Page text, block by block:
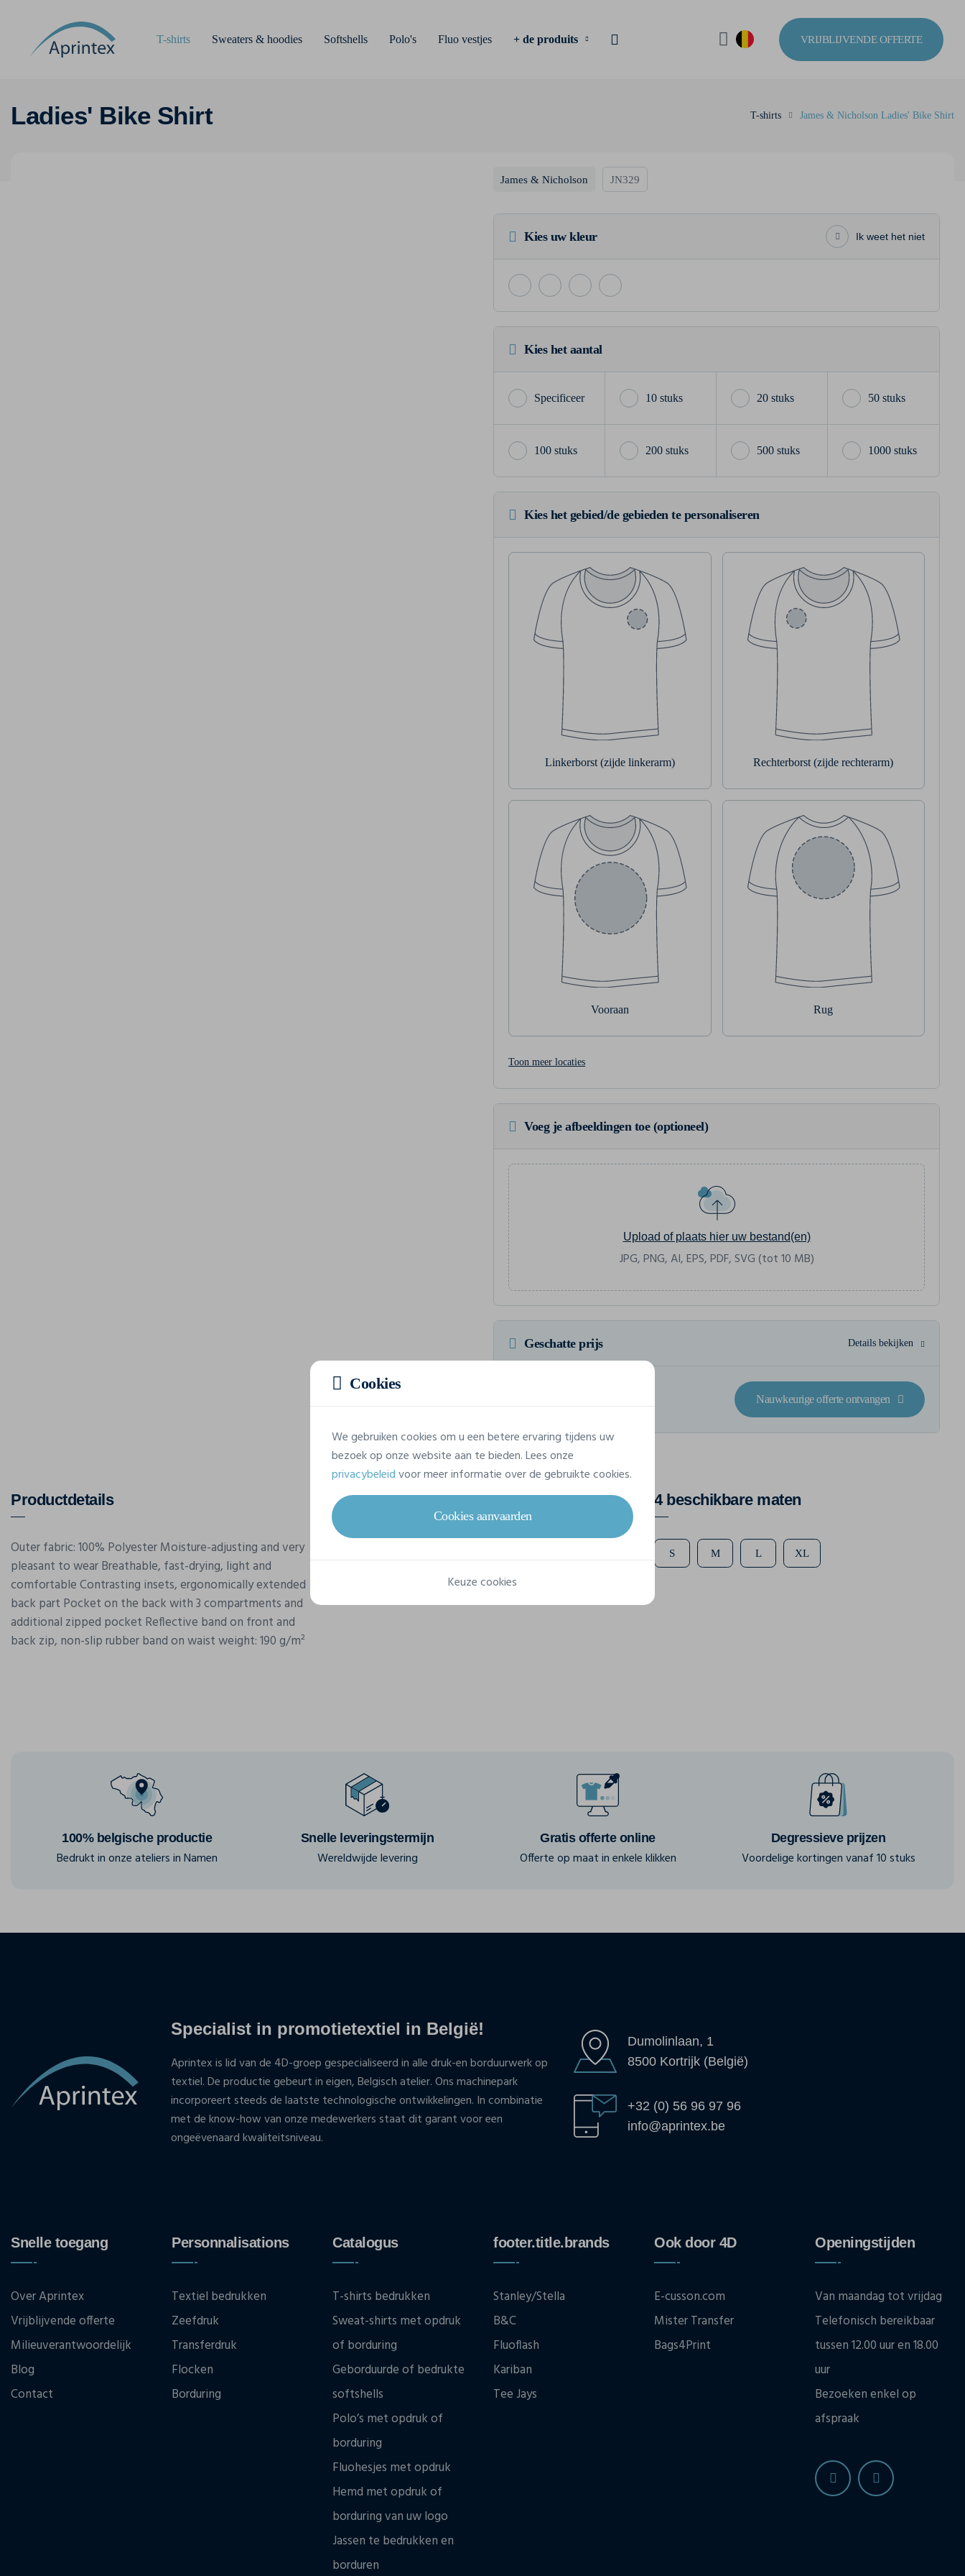
T-shirts Sweaters & hoodies Softshells Polo's Fluo vestjes + de produits VRIJBLIJVENDE OFFERTE
Ladies' Bike Shirt T-shirts James & Nicholson Ladies' Bike Shirt
James & Nicholson JN329
Kies uw kleur Ik weet het niet
Kies het aantal
10 stuks 20 stuks 50 stuks
100 stuks 200 stuks 500 stuks 1000 stuks
Kies het gebied/de gebieden te personaliseren
Linkerborst (zijde linkerarm) Rechterborst (zijde rechterarm)
Vooraan Rug
Toon meer locaties
Voeg je afbeeldingen toe (optioneel)
Upload of plaats hier uw bestand(en)
JPG, PNG, AI, EPS, PDF, SVG (tot 10 MB)
Geschatte prijs Details bekijken
Vraag jouw offerte op maat aan
Nauwkeurige offerte ontvangen
Productdetails
Outer fabric: 100% Polyester Moisture-adjusting and very
pleasant to wear Breathable, fast-drying, light and
comfortable Contrasting insets, ergonomically extended
back part Pocket on the back with 3 compartments and
additional zipped pocket Reflective band on front and
back zip, non-slip rubber band on waist weight: 190 g/m²
Eigenschappen 4 beschikbare maten
S M L XL
100% belgische productie
Bedrukt in onze ateliers in Namen
Snelle leveringstermijn
Wereldwijde levering
Gratis offerte online
Offerte op maat in enkele klikken
Degressieve prijzen
Voordelige kortingen vanaf 10 stuks
Specialist in promotietextiel in België!
Aprintex is lid van de 4D-groep gespecialiseerd in alle druk-en borduurwerk op
textiel. De productie gebeurt in eigen, Belgisch atelier. Ons machinepark
incorporeert steeds de laatste technologische ontwikkelingen. In combinatie
met de know-how van onze medewerkers staat dit garant voor een
ongeëvenaard kwaliteitsniveau.
Dumolinlaan, 1
8500 Kortrijk (België)
+32 (0) 56 96 97 96
info@aprintex.be
Snelle toegang
Over Aprintex
Vrijblijvende offerte
Milieuverantwoordelijk
Blog
Contact
Personnalisations
Textiel bedrukken
Zeefdruk
Transferdruk
Flocken
Borduring
Catalogus
T-shirts bedrukken
Sweat-shirts met opdruk
of borduring
Geborduurde of bedrukte
softshells
Polo’s met opdruk of
borduring
Fluohesjes met opdruk
Hemd met opdruk of
borduring van uw logo
Jassen te bedrukken en
borduren
footer.title.brands
Stanley/Stella
B&C
Fluoflash
Kariban
Tee Jays
Ook door 4D
E-cusson.com
Mister Transfer
Bags4Print
Openingstijden
Van maandag tot vrijdag
Telefonisch bereikbaar
tussen 12.00 uur en 18.00
uur
Bezoeken enkel op
afspraak
Cookies
We gebruiken cookies om u een betere ervaring tijdens uw
bezoek op onze website aan te bieden. Lees onze
privacybeleidvoor meer informatie over de gebruikte cookies.
Cookies aanvaarden
Keuze cookies